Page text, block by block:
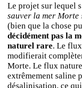
Le projet sur lequel
sauver la mer Morte
(bien que la chose
décidément pas la
naturel rare. Le
modifierait
Morte. Le flux
extrêmement saline
désalinisation, ce